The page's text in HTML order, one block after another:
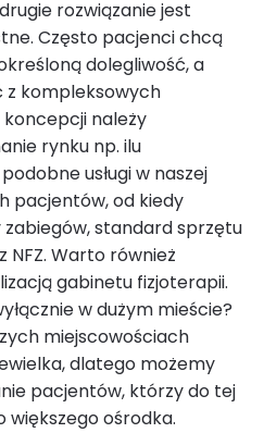
rozwiązanie jest
Często pacjenci chcą
dolegliwość, a
z kompleksowych
należy
rynku np. ilu
usługi w naszej
pacjentów, od kiedy
zabiegów, standard sprzętu
Warto również
gabinetu fizjoterapii.
w dużym mieście?
miejscowościach
dlatego możemy
pacjentów, którzy do tej
większego ośrodka.